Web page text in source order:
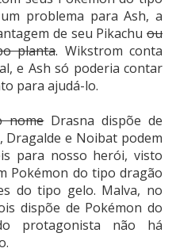
problema para Ash, a
de seu Pikachu ou
planta. Wikstrom conta
e Ash só poderia contar
para ajudá-lo.
nomeDrasna dispõe de
e Noibat podem
para nosso herói, visto
Pokémon do tipo dragão
do tipo gelo. Malva, no
dispõe de Pokémon do
protagonista não há